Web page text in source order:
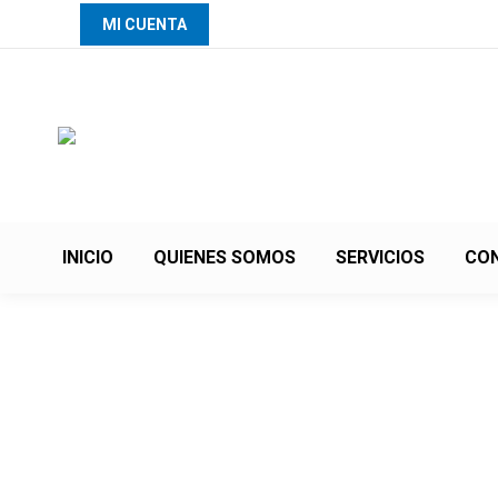
MI CUENTA
INICIO QUIENES SOMOS SERVICIOS